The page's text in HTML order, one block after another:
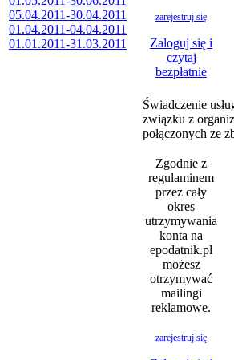
05.04.2011-30.04.2011
01.04.2011-04.04.2011
01.01.2011-31.03.2011
zarejestruj się
Zaloguj się i
czytaj
bezpłatnie
Świadczenie
związku z
połączonych ze
Zgodnie z
regulaminem
przez cały
okres
utrzymywania
konta na
epodatnik.pl
możesz
otrzymywać
mailingi
reklamowe.
zarejestruj się